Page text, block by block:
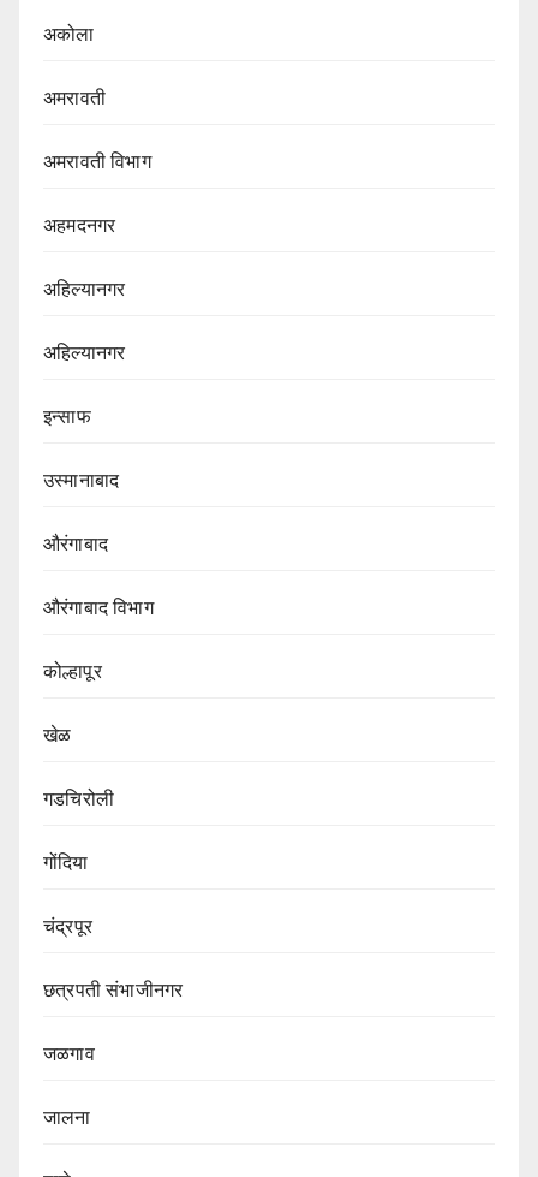
अकोला
अमरावती
अमरावती विभाग‌
अहमदनगर
अहिल्यानगर
अहिल्यानगर
इन्साफ
उस्मानाबाद
औरंगाबाद
औरंगाबाद विभाग‌
कोल्हापूर
खेळ
गडचिरोली
गोंदिया
चंद्रपूर
छत्रपती संभाजीनगर
जळगाव
जालना